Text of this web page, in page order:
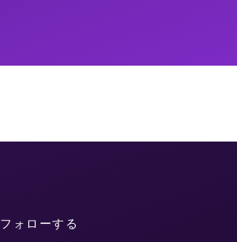
フォローする